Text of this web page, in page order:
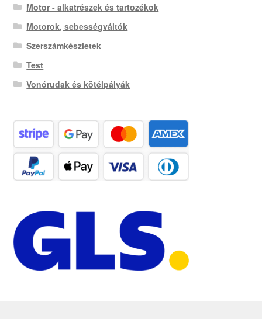
Motor - alkatrészek és tartozékok
Motorok, sebességváltók
Szerszámkészletek
Test
Vonórudak és kötélpályák